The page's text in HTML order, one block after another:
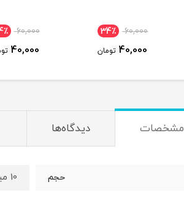
60,000 34٪
40,000 تومان
60,000
40,000
مشخصات دیدگاه‌ها
حجم 10 میل